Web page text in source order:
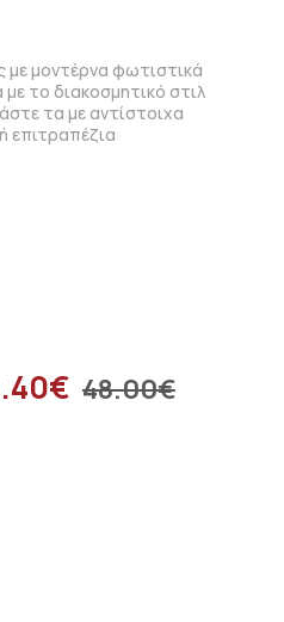
μοντέρνα φωτιστικά
το διακοσμητικό στιλ
τα με αντίστοιχα
επιτραπέζια
48.00€
€